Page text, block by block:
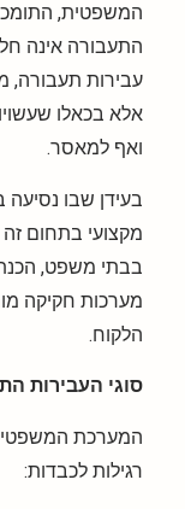
המשפטית,
התעבורה אינה
עבירות תעבורה,
אלא בכאלו
ואף למאסר.
בעידן שבו נסיעה
מקצועי בתחום זה
בבתי משפט,
מערכות חקיקה
הלקוח.
סוגי העבירות
המערכת
רגילות לכבדות: